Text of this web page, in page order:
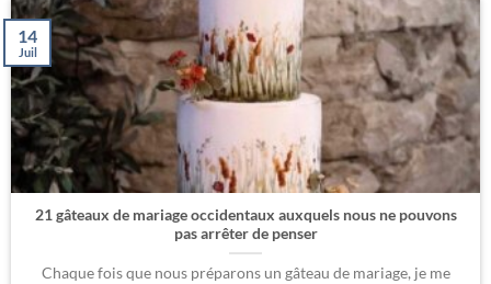
21 gâteaux de mariage occidentaux auxquels nous ne pouvons
pas arrêter de penser
Chaque fois que nous préparons un gâteau de mariage, je me
14
Juil